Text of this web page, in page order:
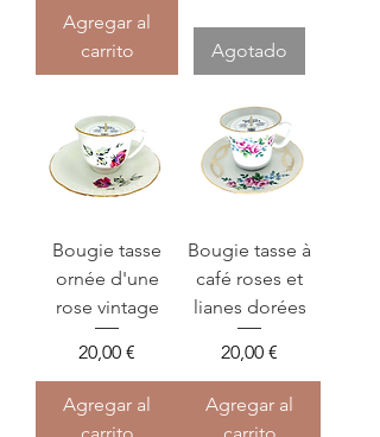
Agregar al
carrito
Agotado
Bougie tasse
ornée d'une
rose vintage
Precio
20,00 €
Agregar al
Bougie tasse à
café roses et
lianes dorées
Precio
20,00 €
Agregar al